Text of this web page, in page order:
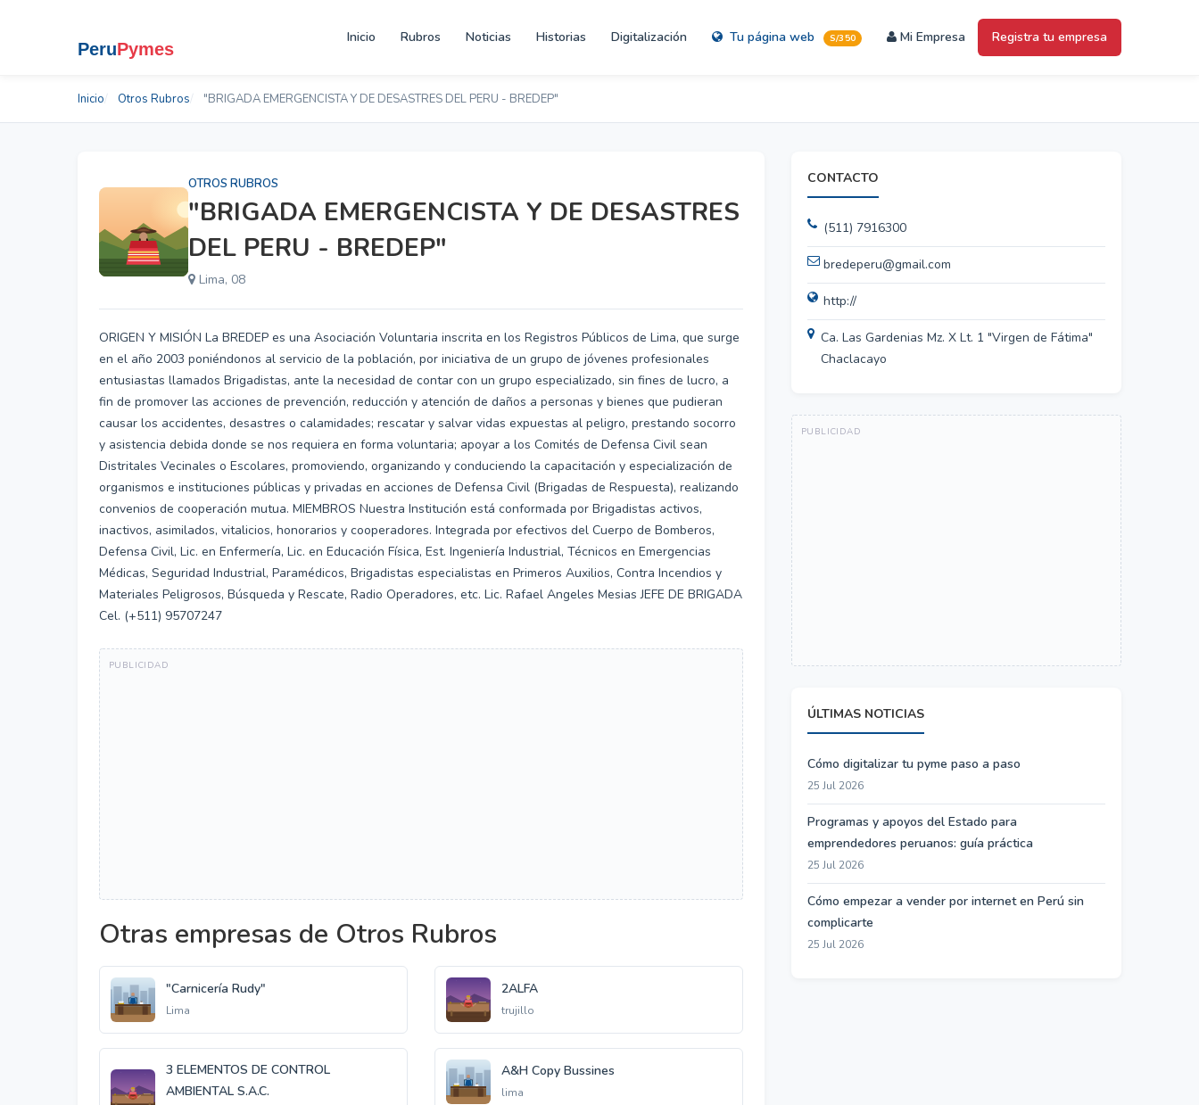
Inicio Rubros Noticias Historias Digitalización Tu página web S/350 Mi Empresa Registra tu empresa
Inicio Otros Rubros "BRIGADA EMERGENCISTA Y DE DESASTRES DEL PERU - BREDEP"
OTROS RUBROS
"BRIGADA EMERGENCISTA Y DE DESASTRES
DEL PERU - BREDEP"
Lima, 08
ORIGEN Y MISIÓN La BREDEP es una Asociación Voluntaria inscrita en los Registros Públicos de Lima, que surge
en el año 2003 poniéndonos al servicio de la población, por iniciativa de un grupo de jóvenes profesionales
entusiastas llamados Brigadistas, ante la necesidad de contar con un grupo especializado, sin fines de lucro, a
fin de promover las acciones de prevención, reducción y atención de daños a personas y bienes que pudieran
causar los accidentes, desastres o calamidades; rescatar y salvar vidas expuestas al peligro, prestando socorro
y asistencia debida donde se nos requiera en forma voluntaria; apoyar a los Comités de Defensa Civil sean
Distritales Vecinales o Escolares, promoviendo, organizando y conduciendo la capacitación y especialización de
organismos e instituciones públicas y privadas en acciones de Defensa Civil (Brigadas de Respuesta), realizando
convenios de cooperación mutua. MIEMBROS Nuestra Institución está conformada por Brigadistas activos,
inactivos, asimilados, vitalicios, honorarios y cooperadores. Integrada por efectivos del Cuerpo de Bomberos,
Defensa Civil, Lic. en Enfermería, Lic. en Educación Física, Est. Ingeniería Industrial, Técnicos en Emergencias
Médicas, Seguridad Industrial, Paramédicos, Brigadistas especialistas en Primeros Auxilios, Contra Incendios y
Materiales Peligrosos, Búsqueda y Rescate, Radio Operadores, etc. Lic. Rafael Angeles Mesias JEFE DE BRIGADA
Cel. (+511) 95707247
Otras empresas de Otros Rubros
"Carnicería Rudy"
Lima
2ALFA
trujillo
3 ELEMENTOS DE CONTROL
AMBIENTAL S.A.C.
A&H Copy Bussines
lima
CONTACTO
(511) 7916300
bredeperu@gmail.com
http://
Ca. Las Gardenias Mz. X Lt. 1 "Virgen de Fátima"
Chaclacayo
ÚLTIMAS NOTICIAS
Cómo digitalizar tu pyme paso a paso
25 Jul 2026
Programas y apoyos del Estado para
emprendedores peruanos: guía práctica
25 Jul 2026
Cómo empezar a vender por internet en Perú sin
complicarte
25 Jul 2026